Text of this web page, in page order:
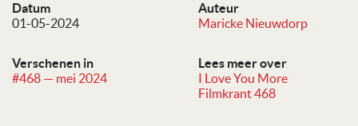
Datum
01-05-2024
Auteur
Maricke Nieuwdorp
Verschenen in
#468 — mei 2024
Lees meer over
I Love You More
Filmkrant 468